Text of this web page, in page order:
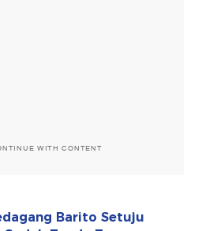
WITH CONTENT
Barito Setuju